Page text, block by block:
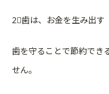
2⃣歯は、お金を生み出す
歯を守ることで節約でき
せん。